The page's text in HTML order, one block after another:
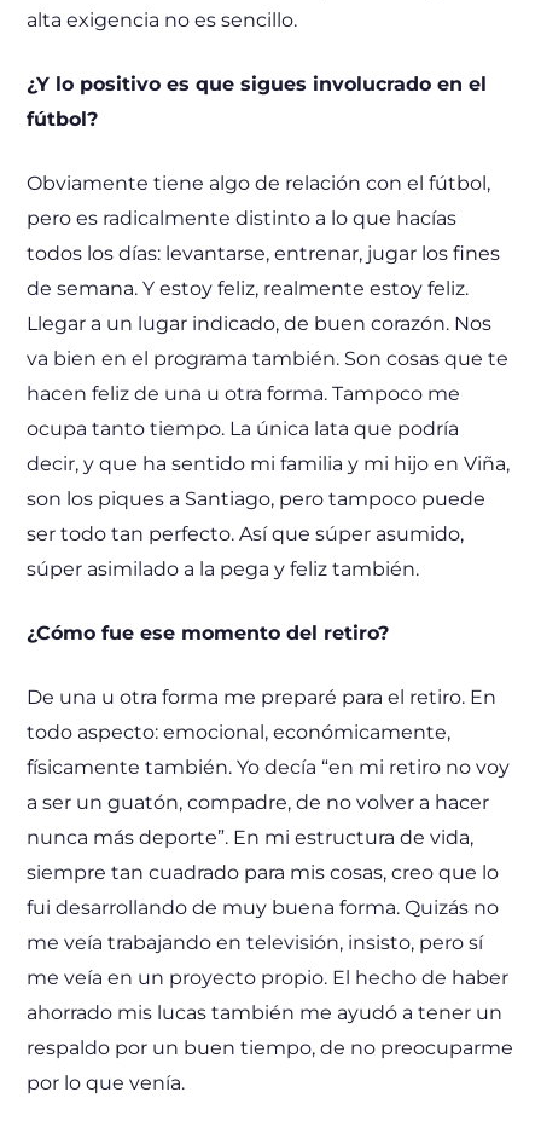
alta exigencia no es sencillo.
¿Y lo positivo es que sigues involucrado en el
fútbol?
Obviamente tiene algo de relación con el fútbol,
pero es radicalmente distinto a lo que hacías
todos los días: levantarse, entrenar, jugar los fines
de semana. Y estoy feliz, realmente estoy feliz.
Llegar a un lugar indicado, de buen corazón. Nos
va bien en el programa también. Son cosas que te
hacen feliz de una u otra forma. Tampoco me
ocupa tanto tiempo. La única lata que podría
decir, y que ha sentido mi familia y mi hijo en Viña,
son los piques a Santiago, pero tampoco puede
ser todo tan perfecto. Así que súper asumido,
súper asimilado a la pega y feliz también.
¿Cómo fue ese momento del retiro?
De una u otra forma me preparé para el retiro. En
todo aspecto: emocional, económicamente,
físicamente también. Yo decía “en mi retiro no voy
a ser un guatón, compadre, de no volver a hacer
nunca más deporte”. En mi estructura de vida,
siempre tan cuadrado para mis cosas, creo que lo
fui desarrollando de muy buena forma. Quizás no
me veía trabajando en televisión, insisto, pero sí
me veía en un proyecto propio. El hecho de haber
ahorrado mis lucas también me ayudó a tener un
respaldo por un buen tiempo, de no preocuparme
por lo que venía.